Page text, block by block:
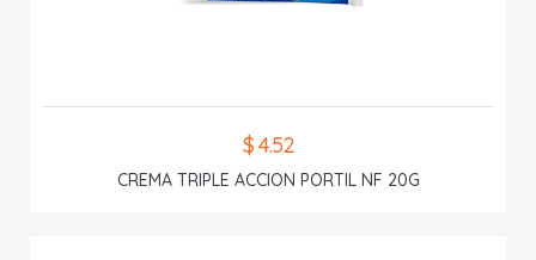
$ 4.52
CREMA TRIPLE ACCION PORTIL NF 20G